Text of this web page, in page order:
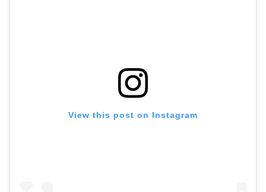
View this post on Instagram